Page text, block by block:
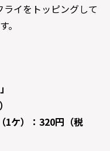
イをトッピングして
。
ケ）：320円（税